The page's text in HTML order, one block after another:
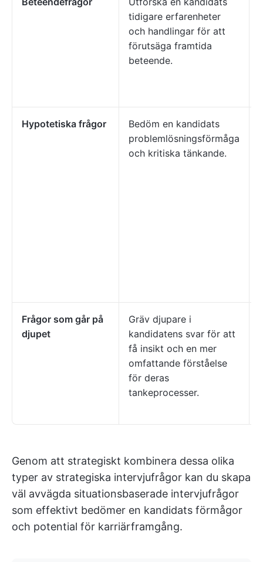
tidigare erfarenheter
och handlingar för att
förutsäga framtida
beteende.
Hypotetiska frågor
Bedöm en kandidats
problemlösningsförmåga
och kritiska tänkande.
Frågor som går på
djupet
Gräv djupare i
kandidatens svar för att
få insikt och en mer
omfattande förståelse
för deras
tankeprocesser.
Genom att strategiskt kombinera dessa olika
typer av strategiska intervjufrågor kan du skapa
väl avvägda situationsbaserade intervjufrågor
som effektivt bedömer en kandidats förmågor
och potential för karriärframgång.